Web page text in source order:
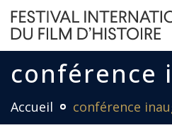
conférence
Accueil conférence